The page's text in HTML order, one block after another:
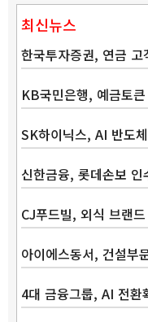
최신뉴스
한국투자증권, 연금
KB국민은행, 예금토
SK하이닉스, AI 반도
신한금융, 롯데손보
CJ푸드빌, 외식 브랜
아이에스동서, 건설
4대 금융그룹, AI 전환